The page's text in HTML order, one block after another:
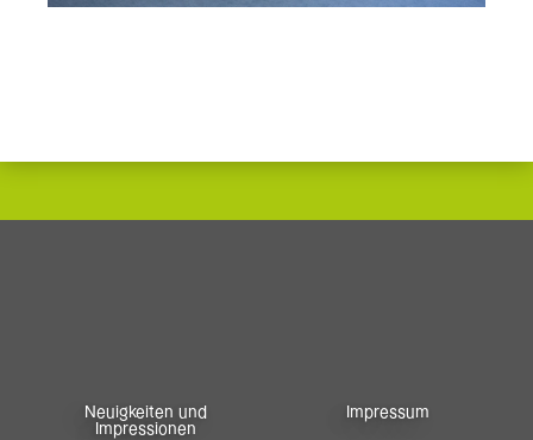
Neuigkeiten und
Impressionen
Impressum